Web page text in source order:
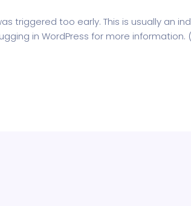
triggered too early. This is usually an
in WordPress for more information.